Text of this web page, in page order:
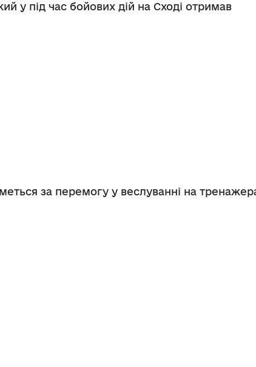
у під час бойових дій на Сході отримав
за перемогу у веслуванні на